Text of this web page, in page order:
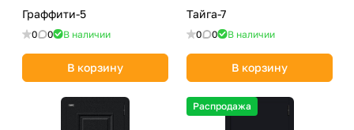
Граффити-5
0 0 В наличии
В корзину
Тайга-7
0 0 В наличии
В корзину
Распродажа